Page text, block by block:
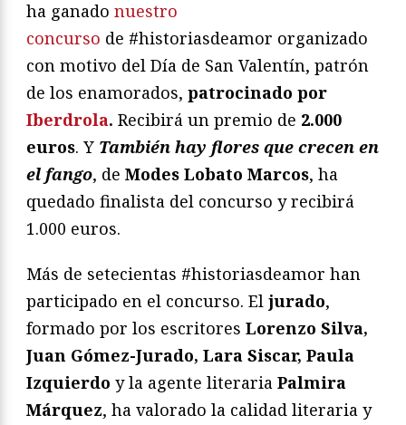
ha ganado nuestro
concurso de #historiasdeamor organizado
con motivo del Día de San Valentín, patrón
de los enamorados, patrocinado por
Iberdrola. Recibirá un premio de 2.000
euros. Y También hay flores que crecen en
el fango, de Modes Lobato Marcos, ha
quedado finalista del concurso y recibirá
1.000 euros.
Más de setecientas #historiasdeamor han
participado en el concurso. El jurado,
formado por los escritores Lorenzo Silva,
Juan Gómez-Jurado, Lara Siscar, Paula
Izquierdo y la agente literaria Palmira
Márquez, ha valorado la calidad literaria y